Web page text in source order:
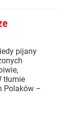
pijany
tłumie
Polaków –